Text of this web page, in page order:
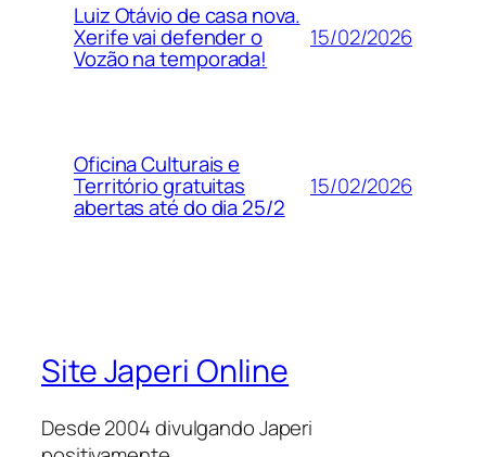
Luiz Otávio de casa nova.
Xerife vai defender o
Vozão na temporada!
15/02/2026
Oficina Culturais e
Território gratuitas
abertas até do dia 25/2
15/02/2026
Site Japeri Online
Desde 2004 divulgando Japeri